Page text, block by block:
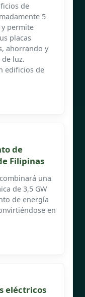
de
5
permite
placas
ahorrando y
luz.
edificios de
de
Filipinas
una
de 3,5 GW
de energía
en
eléctricos